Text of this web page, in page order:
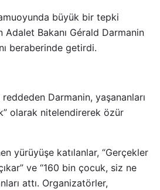
büyük bir tepki
Adalet Bakanı Gérald Darmanin
beraberinde getirdi.
reddeden Darmanin, yaşananları
olarak nitelendirerek özür
yürüyüşe katılanlar, “Gerçekler
ve “160 bin çocuk, siz ne
attı. Organizatörler,